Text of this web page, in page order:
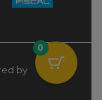
by
0